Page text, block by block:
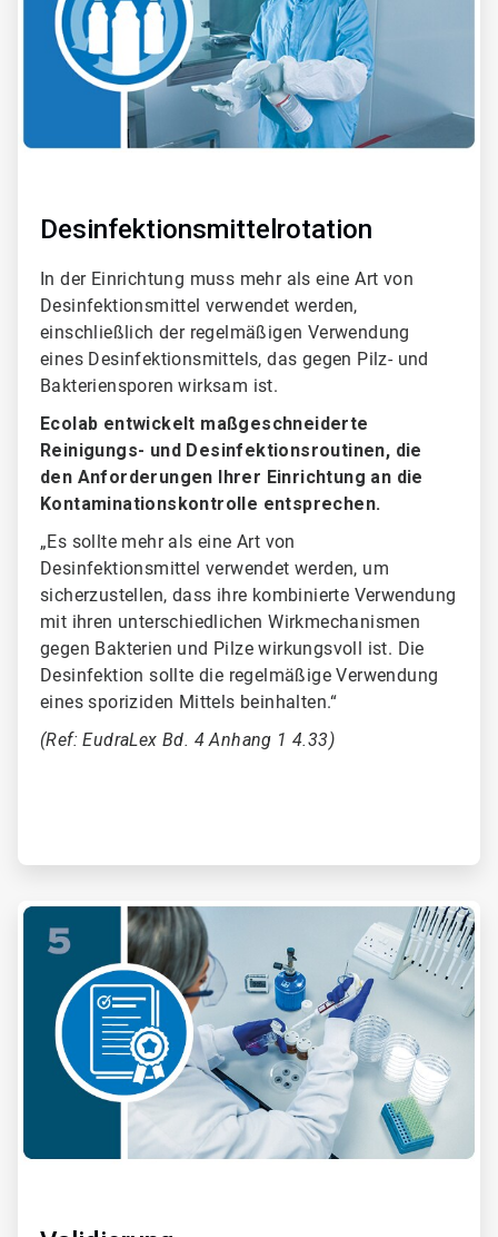
Desinfektionsmittelrotation
In der Einrichtung muss mehr als eine Art von
Desinfektionsmittel verwendet werden,
einschließlich der regelmäßigen Verwendung
eines Desinfektionsmittels, das gegen Pilz- und
Bakteriensporen wirksam ist.
Ecolab entwickelt maßgeschneiderte
Reinigungs- und Desinfektionsroutinen, die
den Anforderungen Ihrer Einrichtung an die
Kontaminationskontrolle entsprechen.
„Es sollte mehr als eine Art von
Desinfektionsmittel verwendet werden, um
sicherzustellen, dass ihre kombinierte Verwendung
mit ihren unterschiedlichen Wirkmechanismen
gegen Bakterien und Pilze wirkungsvoll ist. Die
Desinfektion sollte die regelmäßige Verwendung
eines sporiziden Mittels beinhalten.“
(Ref: EudraLex Bd. 4 Anhang 1 4.33)
ArticleTile